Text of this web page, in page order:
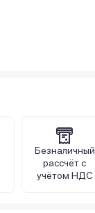
Безналичный
рассчёт с
учётом НДС